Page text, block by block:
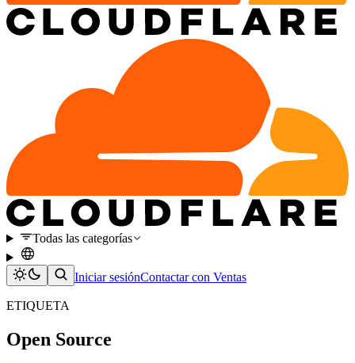
Todas las categorías
Iniciar sesiónContactar con Ventas
ETIQUETA
Open Source